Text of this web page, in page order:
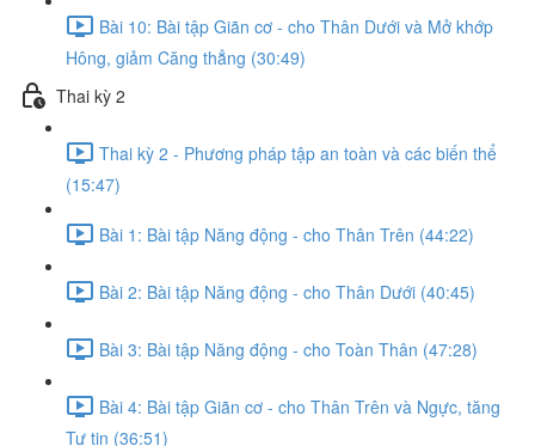
Bài 10: Bài tập Giãn cơ - cho Thân Dưới và Mở khớp
Hông, giảm Căng thẳng (30:49)
Thai kỳ 2
Thai kỳ 2 - Phương pháp tập an toàn và các biến thể
(15:47)
Bài 1: Bài tập Năng động - cho Thân Trên (44:22)
Bài 2: Bài tập Năng động - cho Thân Dưới (40:45)
Bài 3: Bài tập Năng động - cho Toàn Thân (47:28)
Bài 4: Bài tập Giãn cơ - cho Thân Trên và Ngực, tăng
Tự tin (36:51)